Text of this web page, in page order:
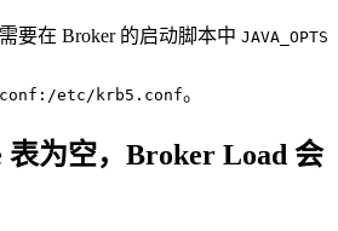
要在 Broker 的启动脚本中 JAVA_OPTS
etc/krb5.conf。
表为空，Broker Load 会